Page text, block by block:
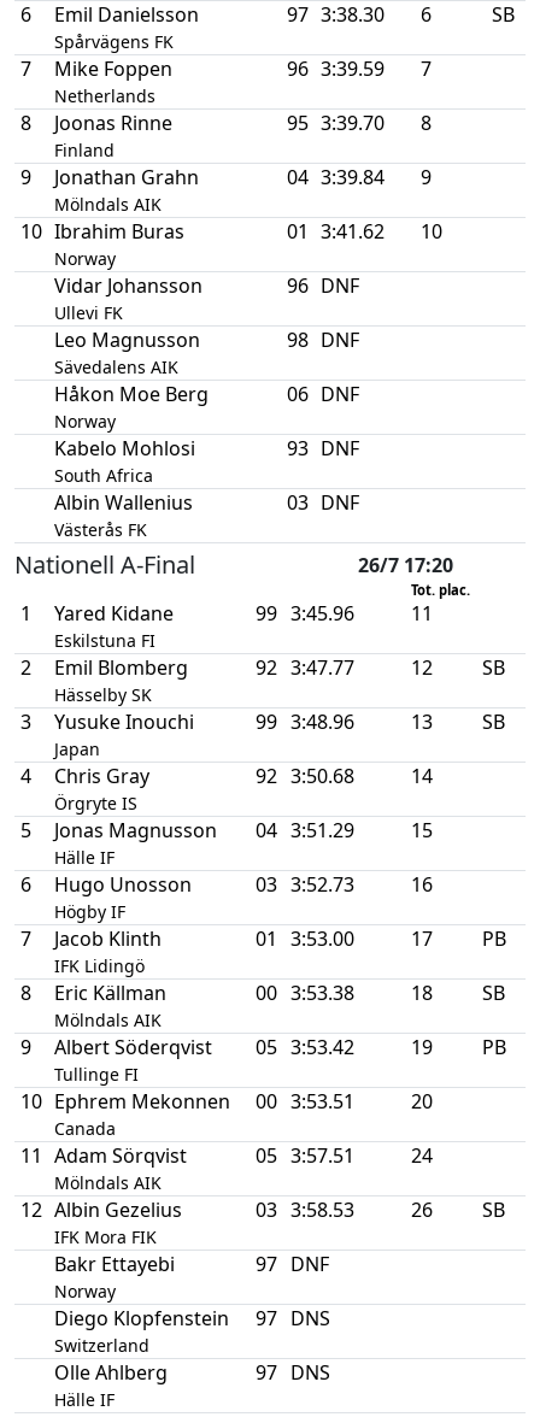
6 Emil Danielsson
Spårvägens FK
97 3:38.30 6 SB
7 Mike Foppen
Netherlands
96 3:39.59 7
8 Joonas Rinne
Finland
95 3:39.70 8
9 Jonathan Grahn
Mölndals AIK
04 3:39.84 9
10 Ibrahim Buras
Norway
01 3:41.62 10
Vidar Johansson
Ullevi FK
96 DNF
Leo Magnusson
Sävedalens AIK
98 DNF
Håkon Moe Berg
Norway
06 DNF
Kabelo Mohlosi
South Africa
93 DNF
Albin Wallenius
Västerås FK
03 DNF
Nationell A-Final 26/7 17:20
Tot. plac.
1 Yared Kidane
Eskilstuna FI
99 3:45.96 11
2 Emil Blomberg
Hässelby SK
92 3:47.77 12 SB
3 Yusuke Inouchi
Japan
99 3:48.96 13 SB
4 Chris Gray
Örgryte IS
92 3:50.68 14
5 Jonas Magnusson
Hälle IF
04 3:51.29 15
6 Hugo Unosson
Högby IF
03 3:52.73 16
7 Jacob Klinth
IFK Lidingö
01 3:53.00 17 PB
8 Eric Källman
Mölndals AIK
00 3:53.38 18 SB
9 Albert Söderqvist
Tullinge FI
05 3:53.42 19 PB
10 Ephrem Mekonnen
Canada
00 3:53.51 20
11 Adam Sörqvist
Mölndals AIK
05 3:57.51 24
12 Albin Gezelius
IFK Mora FIK
03 3:58.53 26 SB
Bakr Ettayebi
Norway
97 DNF
Diego Klopfenstein
Switzerland
97 DNS
Olle Ahlberg
Hälle IF
97 DNS